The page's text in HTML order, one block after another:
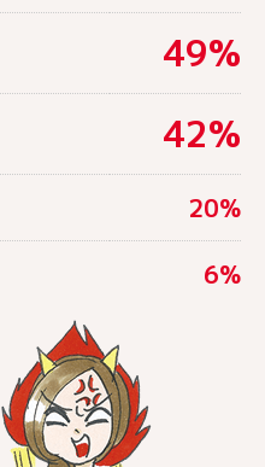
49%
42%
20%
6%